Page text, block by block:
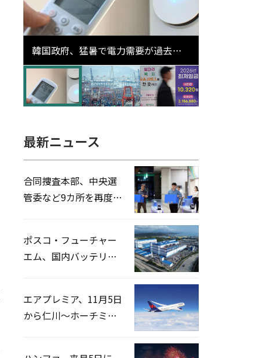
韓国政府、猛暑で電力需要が過去最
高更新の可能性に需給対応体制を点
検
最新ニュース
合同捜査本部、中央選
管委など9カ所を再度家
ポスコ・フューチャー
エム、国内バッテリー
エアプレミア、11月5日
から仁川〜ホーチミン